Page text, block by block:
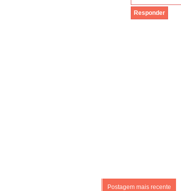
Responder
Postagem mais recente